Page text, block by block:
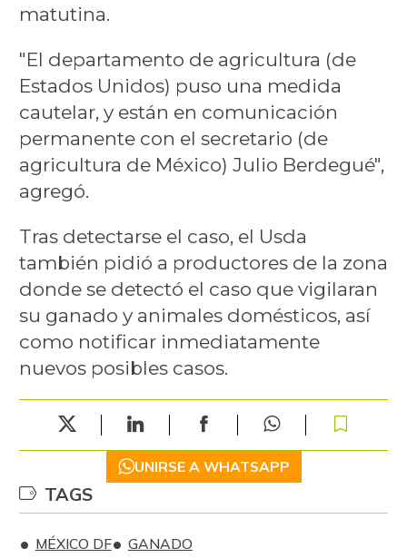
matutina.
"El departamento de agricultura (de
Estados Unidos) puso una medida
cautelar, y están en comunicación
permanente con el secretario (de
agricultura de México) Julio Berdegué",
agregó.
Tras detectarse el caso, el Usda
también pidió a productores de la zona
donde se detectó el caso que vigilaran
su ganado y animales domésticos, así
como notificar inmediatamente
nuevos posibles casos.
UNIRSE A WHATSAPP
TAGS
MÉXICO DF
GANADO